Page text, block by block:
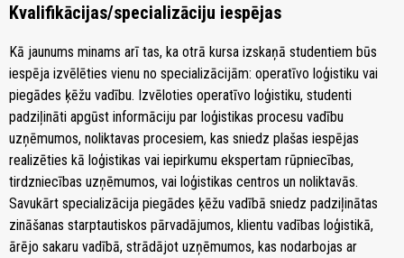
Kvalifikācijas/specializāciju iespējas
Kā jaunums minams arī tas, ka otrā kursa izskaņā studentiem būs
iespēja izvēlēties vienu no specializācijām: operatīvo loģistiku vai
piegādes ķēžu vadību. Izvēloties operatīvo loģistiku, studenti
padziļināti apgūst informāciju par loģistikas procesu vadību
uzņēmumos, noliktavas procesiem, kas sniedz plašas iespējas
realizēties kā loģistikas vai iepirkumu ekspertam rūpniecības,
tirdzniecības uzņēmumos, vai loģistikas centros un noliktavās.
Savukārt specializācija piegādes ķēžu vadībā sniedz padziļinātas
zināšanas starptautiskos pārvadājumos, klientu vadības loģistikā,
ārējo sakaru vadībā, strādājot uzņēmumos, kas nodarbojas ar